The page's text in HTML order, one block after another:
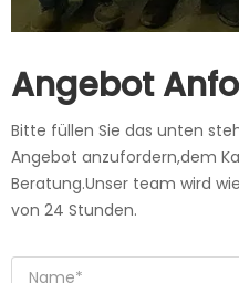
Angebot
Bitte füllen Sie das unten
Angebot anzufordern,dem
Beratung.Unser team wird
von 24 Stunden.